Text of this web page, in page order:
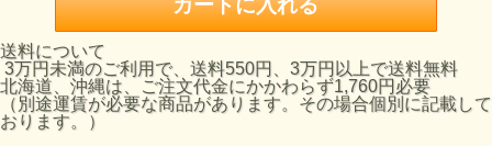
送料について
3万円未満のご利用で、送料550円、3万円以上で送料無料
北海道、沖縄は、ご注文代金にかかわらず1,760円必要
（別途運賃が必要な商品があります。その場合個別に記載して
おります。）